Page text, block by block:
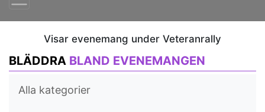
Visar evenemang under Veteranrally
BLÄDDRA BLAND EVENEMANGEN
Alla kategorier